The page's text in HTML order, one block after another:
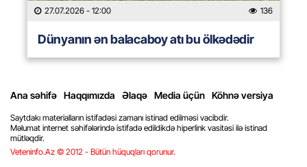
27.07.2026 - 12:00 136
Dünyanın ən balacaboy atı bu ölkədədir
Ana səhifə Haqqımızda Əlaqə Media üçün Köhnə versiya
Saytdakı materialların istifadəsi zamanı istinad edilməsi vacibdir.
Məlumat internet səhifələrində istifadə edildikdə hiperlink vasitəsi ilə istinad
mütləqdir.
Veteninfo.Az © 2012 - Bütün hüquqları qorunur.